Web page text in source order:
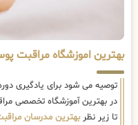
بهترین اموزشگاه مراقبت
توصیه می شود برای یادگیری
در بهترین آموزشگاه تخصصی
تا زیر نظربهترین مدرسان